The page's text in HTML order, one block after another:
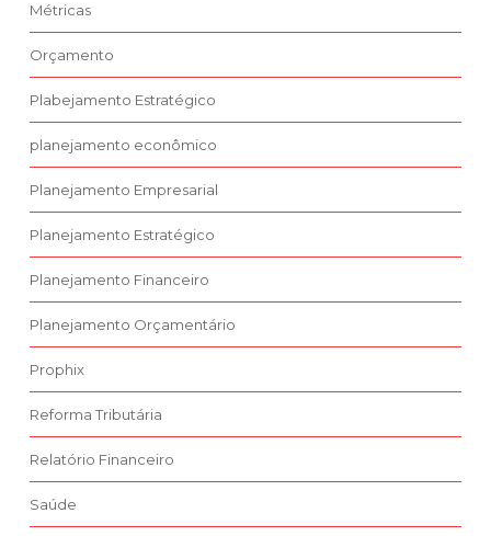
Métricas
Orçamento
Plabejamento Estratégico
planejamento econômico
Planejamento Empresarial
Planejamento Estratégico
Planejamento Financeiro
Planejamento Orçamentário
Prophix
Reforma Tributária
Relatório Financeiro
Saúde